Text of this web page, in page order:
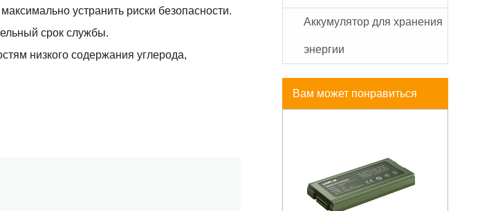
устранить риски безопасности.
срок службы.
низкого содержания углерода,
Аккумулятор для хранения
энергии
Вам может понравиться